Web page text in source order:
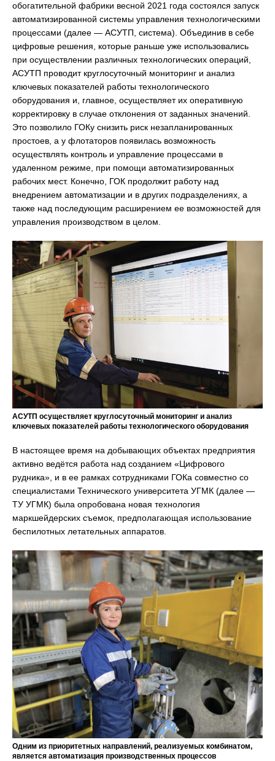
обогатительной фабрики весной 2021 года состоялся запуск
автоматизированной системы управления технологическими
процессами (далее — АСУТП, система). Объединив в себе
цифровые решения, которые раньше уже использовались
при осуществлении различных технологических операций,
АСУТП проводит круглосуточный мониторинг и анализ
ключевых показателей работы технологического
оборудования и, главное, осуществляет их оперативную
корректировку в случае отклонения от заданных значений.
Это позволило ГОКу снизить риск незапланированных
простоев, а у флотаторов появилась возможность
осуществлять контроль и управление процессами в
удаленном режиме, при помощи автоматизированных
рабочих мест. Конечно, ГОК продолжит работу над
внедрением автоматизации и в других подразделениях, а
также над последующим расширением ее возможностей для
управления производством в целом.
АСУТП осуществляет круглосуточный мониторинг и анализ
ключевых показателей работы технологического оборудования
В настоящее время на добывающих объектах предприятия
активно ведётся работа над созданием «Цифрового
рудника», и в ее рамках сотрудниками ГОКа совместно со
специалистами Технического университета УГМК (далее —
ТУ УГМК) была опробована новая технология
маркшейдерских съемок, предполагающая использование
беспилотных летательных аппаратов.
Одним из приоритетных направлений, реализуемых комбинатом,
является автоматизация производственных процессов